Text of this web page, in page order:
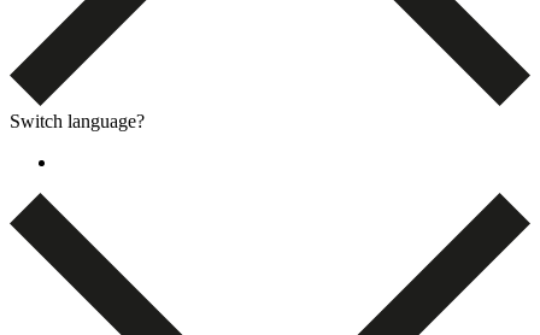
Switch language?